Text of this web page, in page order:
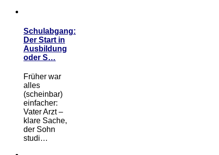
Schulabgang:
Der Start in
Ausbildung
oder S…
Früher war
alles
(scheinbar)
einfacher:
Vater Arzt –
klare Sache,
der Sohn
studi…